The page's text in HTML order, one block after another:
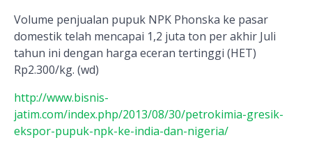
Volume penjualan pupuk NPK Phonska ke pasar
domestik telah mencapai 1,2 juta ton per akhir Juli
tahun ini dengan harga eceran tertinggi (HET)
Rp2.300/kg. (wd)
http://www.bisnis-
jatim.com/index.php/2013/08/30/petrokimia-gresik-
ekspor-pupuk-npk-ke-india-dan-nigeria/